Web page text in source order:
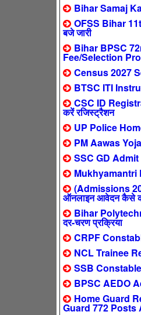
Bihar Samaj
OFSS Bihar
बजे जारी
Bihar BPSC
Fee/Selection
Census 2027
BTSC ITI
CSC ID
करें रजिस्ट्रैशन
UP Police
PM Aawas
SSC GD
Mukhyamantri
(Admissions
ऑनलाइन आवेदन कैसे
Bihar
दर-चरण प्रक्रिया
CRPF
NCL Trainee
SSB
BPSC AEDO
Home Guard
Guard 772 Posts